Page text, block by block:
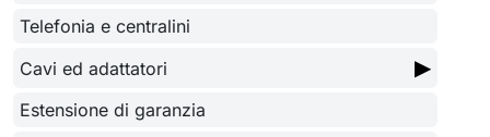
Telefonia e centralini
Cavi ed adattatori
▶
Estensione di garanzia